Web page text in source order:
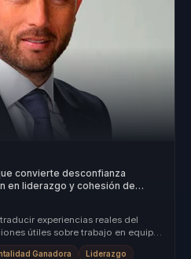
convierte desconfianza
en liderazgo y cohesión de
experiencias reales del
útiles sobre trabajo en equipo,
Ganadora Liderazgo